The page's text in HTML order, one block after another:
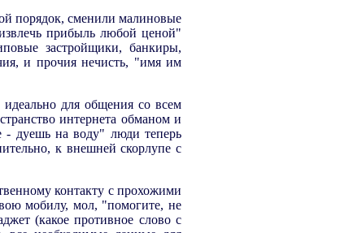
порядок, сменили малиновые
прибыль любой ценой"
застройщики, банкиры,
и прочия нечисть, "имя им
идеально для общения со всем
интернета обманом и
дуешь на воду" люди теперь
к внешней скорлупе с
контакту с прохожими
мобилу, мол, "помогите, не
(какое противное слово с